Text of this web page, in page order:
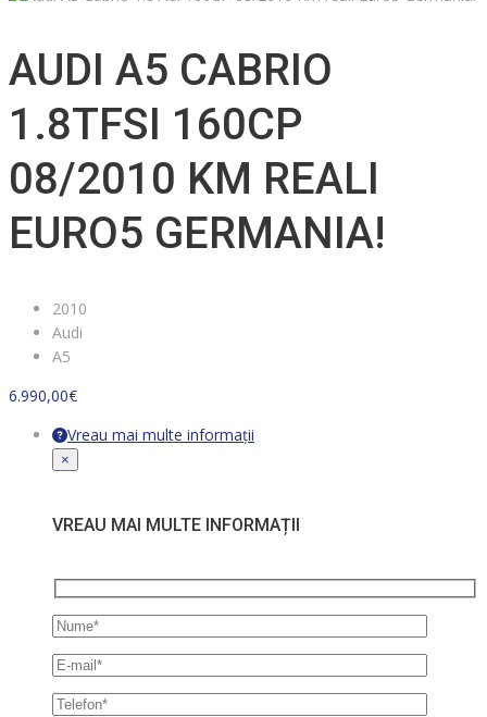
AUDI A5 CABRIO
1.8TFSI 160CP
08/2010 KM REALI
EURO5 GERMANIA!
2010
Audi
A5
6.990,00€
Vreau mai multe informații
×
VREAU MAI MULTE INFORMAȚII